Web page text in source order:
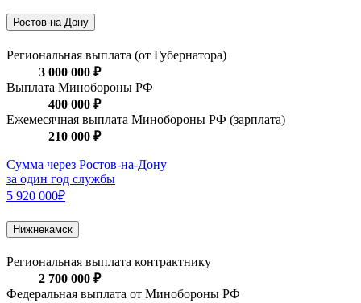
Ростов-на-Дону
Региональная выплата (от Губернатора)
3 000 000 ₽
Выплата Минобороны РФ
400 000 ₽
Ежемесячная выплата Минобороны РФ (зарплата)
210 000 ₽
Сумма через Ростов-на-Дону
за один год службы
5 920 000₽
Нижнекамск
Региональная выплата контрактнику
2 700 000 ₽
Федеральная выплата от Минобороны РФ